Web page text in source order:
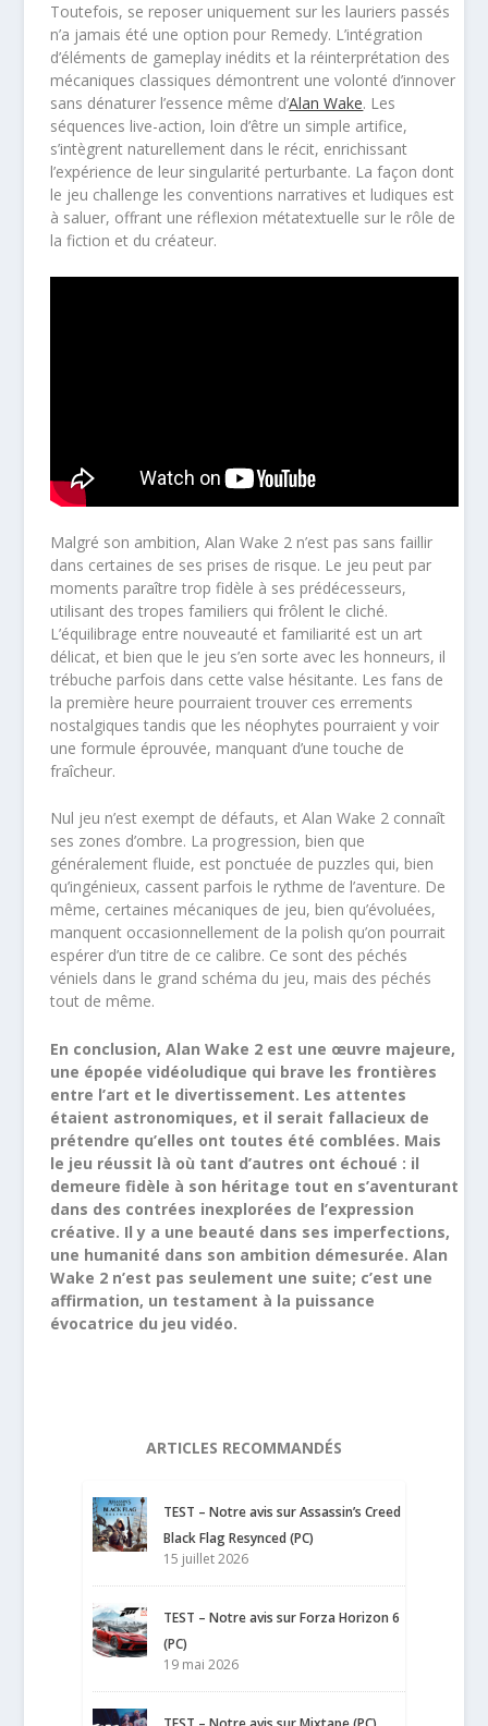
Toutefois, se reposer uniquement sur les lauriers passés
n’a jamais été une option pour Remedy. L’intégration
d’éléments de gameplay inédits et la réinterprétation des
mécaniques classiques démontrent une volonté d’innover
sans dénaturer l’essence même d’Alan Wake. Les
séquences live-action, loin d’être un simple artifice,
s’intègrent naturellement dans le récit, enrichissant
l’expérience de leur singularité perturbante. La façon dont
le jeu challenge les conventions narratives et ludiques est
à saluer, offrant une réflexion métatextuelle sur le rôle de
la fiction et du créateur.
Malgré son ambition, Alan Wake 2 n’est pas sans faillir
dans certaines de ses prises de risque. Le jeu peut par
moments paraître trop fidèle à ses prédécesseurs,
utilisant des tropes familiers qui frôlent le cliché.
L’équilibrage entre nouveauté et familiarité est un art
délicat, et bien que le jeu s’en sorte avec les honneurs, il
trébuche parfois dans cette valse hésitante. Les fans de
la première heure pourraient trouver ces errements
nostalgiques tandis que les néophytes pourraient y voir
une formule éprouvée, manquant d’une touche de
fraîcheur.
Nul jeu n’est exempt de défauts, et Alan Wake 2 connaît
ses zones d’ombre. La progression, bien que
généralement fluide, est ponctuée de puzzles qui, bien
qu’ingénieux, cassent parfois le rythme de l’aventure. De
même, certaines mécaniques de jeu, bien qu’évoluées,
manquent occasionnellement de la polish qu’on pourrait
espérer d’un titre de ce calibre. Ce sont des péchés
véniels dans le grand schéma du jeu, mais des péchés
tout de même.
En conclusion, Alan Wake 2 est une œuvre majeure,
une épopée vidéoludique qui brave les frontières
entre l’art et le divertissement. Les attentes
étaient astronomiques, et il serait fallacieux de
prétendre qu’elles ont toutes été comblées. Mais
le jeu réussit là où tant d’autres ont échoué : il
demeure fidèle à son héritage tout en s’aventurant
dans des contrées inexplorées de l’expression
créative. Il y a une beauté dans ses imperfections,
une humanité dans son ambition démesurée. Alan
Wake 2 n’est pas seulement une suite; c’est une
affirmation, un testament à la puissance
évocatrice du jeu vidéo.
ARTICLES RECOMMANDÉS
TEST – Notre avis sur Assassin’s Creed
Black Flag Resynced (PC)
15 juillet 2026
TEST – Notre avis sur Forza Horizon 6
(PC)
19 mai 2026